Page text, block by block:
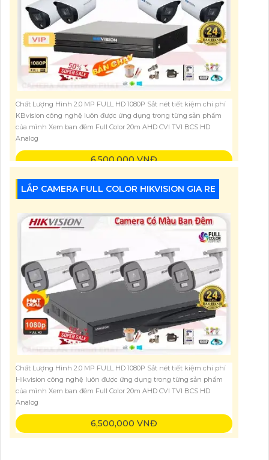
Chất Lượng Hình 2.0 MP FULL HD 1080P Sắt nét tiết kiệm chi phí
KBvision công nghệ luôn được ứng dụng trong từng sản phẩm
của mình Xem ban đêm Full Color 20m AHD CVI TVI BCS HD
Analog
6,500,000 VNĐ
LẮP CAMERA FULL COLOR HIKVISION GIA RE
Chất Lượng Hình 2.0 MP FULL HD 1080P Sắt nét tiết kiệm chi phí
Hikvision công nghệ luôn được ứng dụng trong từng sản phẩm
của mình Xem ban đêm Full Color 20m AHD CVI TVI BCS HD
Analog
6,500,000 VNĐ